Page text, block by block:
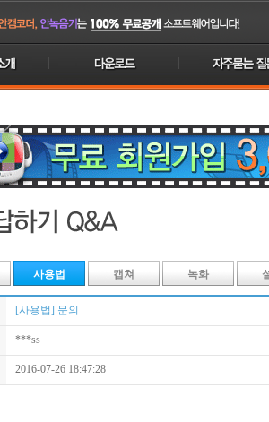
사용법 캡쳐 녹화
[사용법] 문의
***ss
2016-07-26 18:47:28